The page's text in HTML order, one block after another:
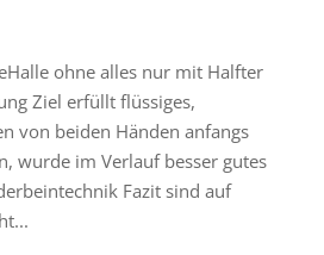
ohne alles nur mit Halfter
Ziel erfüllt flüssiges,
von beiden Händen anfangs
wurde im Verlauf besser gutes
Fazit sind auf